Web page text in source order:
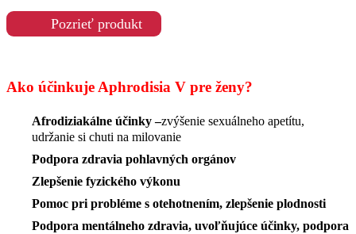
Pozrieť produkt
Ako účinkuje Aphrodisia V pre ženy?
Afrodiziakálne účinky –zvýšenie sexuálneho apetítu,
udržanie si chuti na milovanie
Podpora zdravia pohlavných orgánov
Zlepšenie fyzického výkonu
Pomoc pri probléme s otehotnením, zlepšenie plodnosti
Podpora mentálneho zdravia, uvoľňujúce účinky, podpora